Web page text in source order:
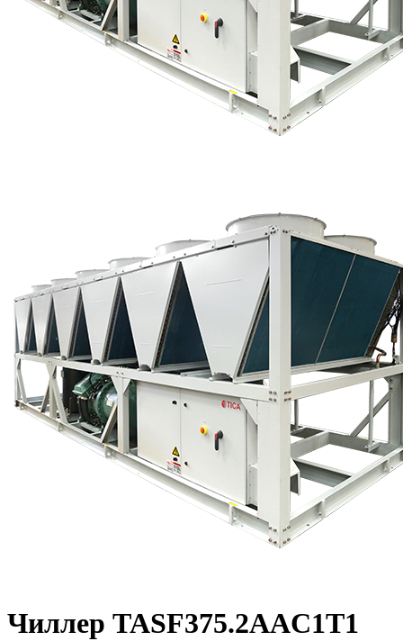
Чиллер TASF375.2AAC1T1